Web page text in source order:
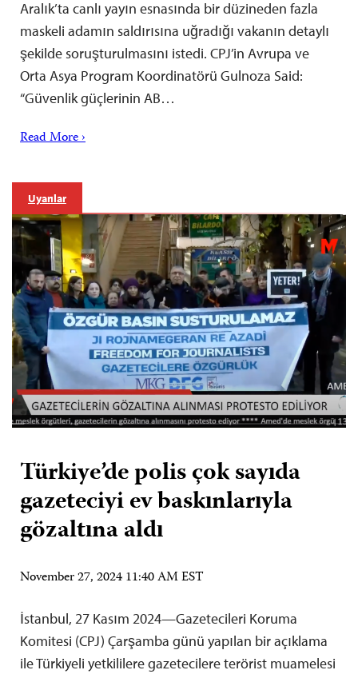
Aralık’ta canlı yayın esnasında bir düzineden fazla
maskeli adamın saldırısına uğradığı vakanın detaylı
şekilde soruşturulmasını istedi. CPJ’in Avrupa ve
Orta Asya Program Koordinatörü Gulnoza Said:
“Güvenlik güçlerinin AB…
Read More ›
Uyarılar
Türkiye’de polis çok sayıda
gazeteciyi ev baskınlarıyla
gözaltına aldı
November 27, 2024 11:40 AM EST
İstanbul, 27 Kasım 2024—Gazetecileri Koruma
Komitesi (CPJ) Çarşamba günü yapılan bir açıklama
ile Türkiyeli yetkililere gazetecilere terörist muamelesi